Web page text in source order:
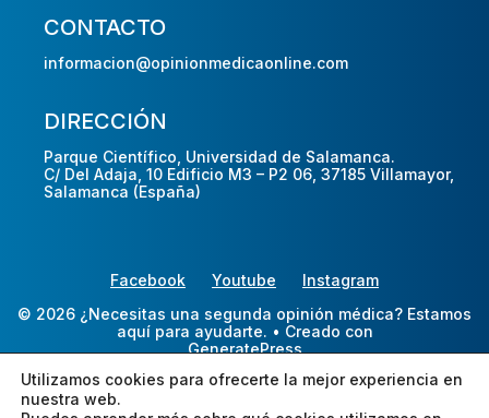
CONTACTO
informacion@opinionmedicaonline.com
DIRECCIÓN
Parque Científico, Universidad de Salamanca.
C/ Del Adaja, 10 Edificio M3 – P2 06, 37185 Villamayor,
Salamanca (España)
Facebook Youtube
Instagram
© 2026 ¿Necesitas una segunda opinión médica? Estamos
aquí para ayudarte. • Creado con
GeneratePress
Utilizamos cookies para ofrecerte la mejor experiencia en
nuestra web.